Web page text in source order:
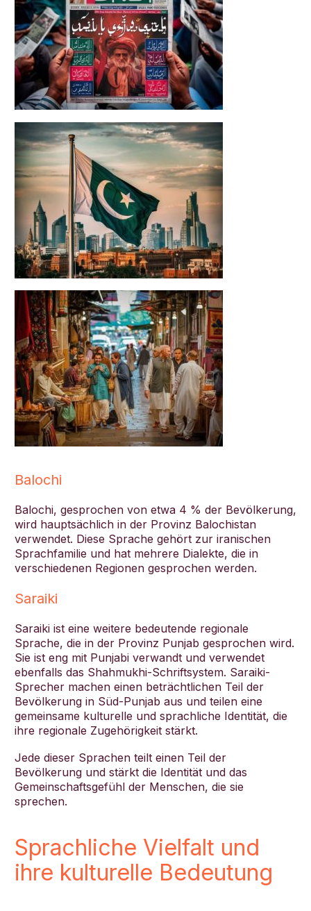
Balochi
Balochi, gesprochen von etwa 4 % der Bevölkerung,
wird hauptsächlich in der Provinz Balochistan
verwendet. Diese Sprache gehört zur iranischen
Sprachfamilie und hat mehrere Dialekte, die in
verschiedenen Regionen gesprochen werden.
Saraiki
Saraiki ist eine weitere bedeutende regionale
Sprache, die in der Provinz Punjab gesprochen wird.
Sie ist eng mit Punjabi verwandt und verwendet
ebenfalls das Shahmukhi-Schriftsystem. Saraiki-
Sprecher machen einen beträchtlichen Teil der
Bevölkerung in Süd-Punjab aus und teilen eine
gemeinsame kulturelle und sprachliche Identität, die
ihre regionale Zugehörigkeit stärkt.
Jede dieser Sprachen teilt einen Teil der
Bevölkerung und stärkt die Identität und das
Gemeinschaftsgefühl der Menschen, die sie
sprechen.
Sprachliche Vielfalt und
ihre kulturelle Bedeutung